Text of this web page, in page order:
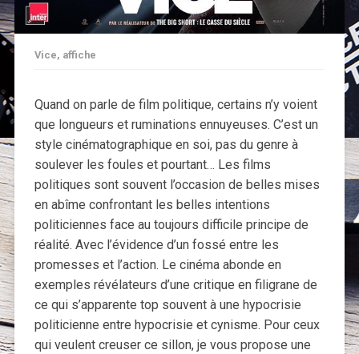
Vice, affiche
Quand on parle de film politique, certains n’y voient
que longueurs et ruminations ennuyeuses. C’est un
style cinématographique en soi, pas du genre à
soulever les foules et pourtant… Les films
politiques sont souvent l’occasion de belles mises
en abîme confrontant les belles intentions
politiciennes face au toujours difficile principe de
réalité. Avec l’évidence d’un fossé entre les
promesses et l’action. Le cinéma abonde en
exemples révélateurs d’une critique en filigrane de
ce qui s’apparente top souvent à une hypocrisie
politicienne entre hypocrisie et cynisme. Pour ceux
qui veulent creuser ce sillon, je vous propose une